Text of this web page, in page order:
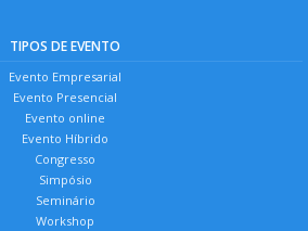
TIPOS DE EVENTO
Evento Empresarial
Evento Presencial
Evento online
Evento Híbrido
Congresso
Simpósio
Seminário
Workshop